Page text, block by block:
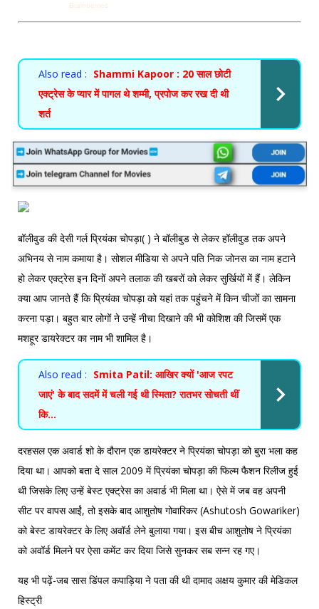
Also read : Shammi Kapoor : 20 साल छोटी
एक्ट्रेस के प्यार में पागल थे शम्मी, प्रपोज कर रख दी थी
शर्त
बॉलीवुड की देसी गर्ल प्रियंका चोपड़ा( ) ने बॉलीबुड से लेकर हॉलीवुड तक अपने
अभिनय से नाम कमाया है। सोशल मीडिया से अपने पति निक जोनस का नाम हटाने
हो लेकर एक्ट्रेस इन दिनों अपने तलाक की खबरों को लेकर सुर्खियों में हैं। लेकिन
क्या आप जानते हैं कि प्रियंका चोपड़ा को यहां तक पहुंचने में किन चीजों का सामना
करना पड़ा। बहुत बार लोगों ने उन्हें नीचा दिखाने की भी कोशिश की जिसमें एक
मशहूर डायरेक्टर का नाम भी शामिल है।
Also read : Smita Patil: आखिर क्यों 'आज रपट
जाएं' के बाद सदमें में चली गई थी स्मिता? रातभर सोचती थीं
कि…
दरहसल एक अवार्ड शो के दौरान एक डायरेक्टर ने प्रियंका चोपड़ा को बुरा भला कह
दिया था। आपको बता दे साल 2009 में प्रियंका चोपड़ा की फिल्म फैशन रिलीज हुई
थी जिसके लिए उन्हें बेस्ट एक्ट्रेस का अवार्ड भी मिला था। ऐसे में जब वह अपनी
सीट पर वापस आईं, तो इसके बाद आशुतोष गोवारिकर (Ashutosh Gowariker)
को बेस्ट डायरेक्टर के लिए अवॉर्ड लेने बुलाया गया। इस बीच आशुतोष ने प्रियंका
को अवॉर्ड मिलने पर ऐसा कमेंट कर दिया जिसे सुनकर सब सन्न रह गए।
यह भी पढ़ें-जब सास डिंपल कपाड़िया ने पता की थी दामाद अक्षय कुमार की मेडिकल
हिस्ट्री